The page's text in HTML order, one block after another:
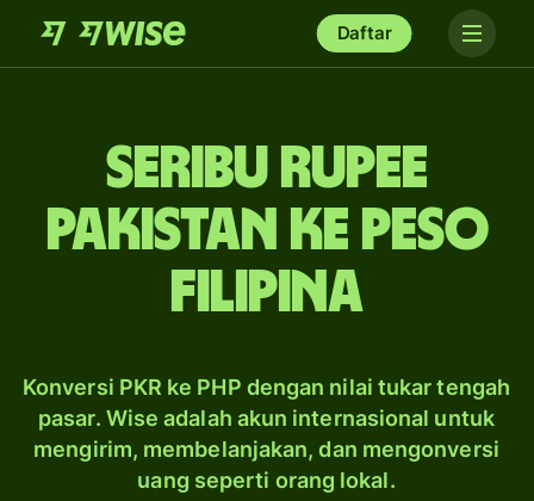
Daftar
seribu rupee
Pakistan ke peso
Filipina
Konversi PKR ke PHP dengan nilai tukar tengah
pasar. Wise adalah akun internasional untuk
mengirim, membelanjakan, dan mengonversi
uang seperti orang lokal.